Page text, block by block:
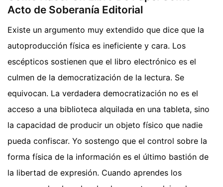
Acto de Soberanía Editorial
Existe un argumento muy extendido que dice que la
autoproducción física es ineficiente y cara. Los
escépticos sostienen que el libro electrónico es el
culmen de la democratización de la lectura. Se
equivocan. La verdadera democratización no es el
acceso a una biblioteca alquilada en una tableta, sino
la capacidad de producir un objeto físico que nadie
pueda confiscar. Yo sostengo que el control sobre la
forma física de la información es el último bastión de
la libertad de expresión. Cuando aprendes los